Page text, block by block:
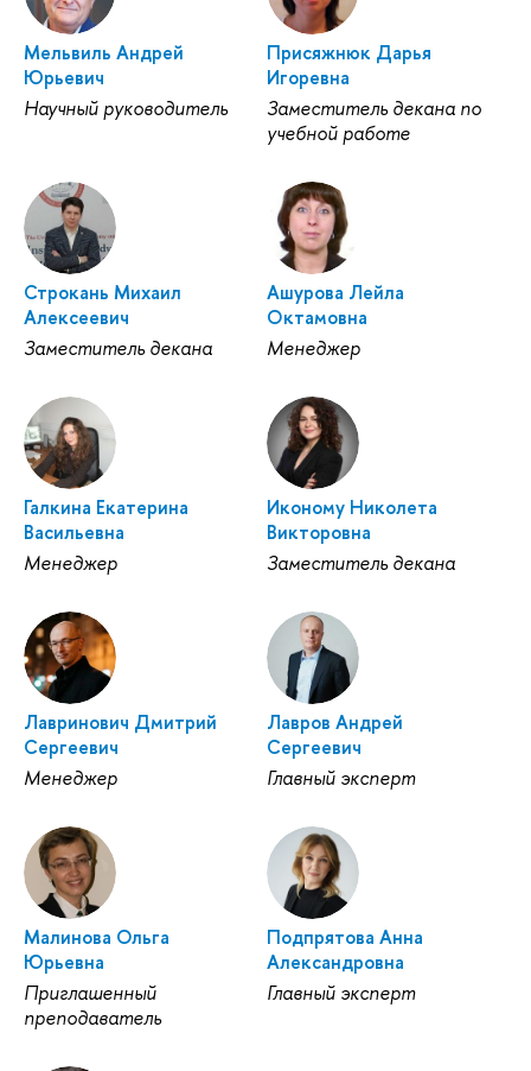
Мельвиль Андрей
Юрьевич
Научный руководитель
Присяжнюк Дарья
Игоревна
Заместитель декана по
учебной работе
Строкань Михаил
Алексеевич
Заместитель декана
Ашурова Лейла
Октамовна
Менеджер
Галкина Екатерина
Васильевна
Менеджер
Иконому Николета
Викторовна
Заместитель декана
Лавринович Дмитрий
Сергеевич
Менеджер
Лавров Андрей
Сергеевич
Главный эксперт
Малинова Ольга
Юрьевна
Приглашенный
преподаватель
Подпрятова Анна
Александровна
Главный эксперт